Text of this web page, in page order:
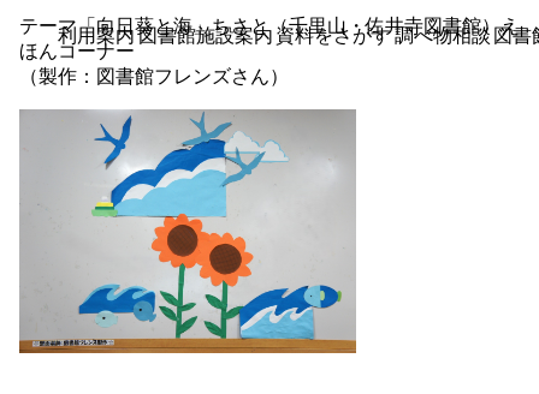
利用案内 図書館施設案内 資料をさがす調べ物相談 図書
テーマ「向日葵と海」ちさと（千里山・佐井寺図書館）え
ほんコーナー
（製作：図書館フレンズさん）